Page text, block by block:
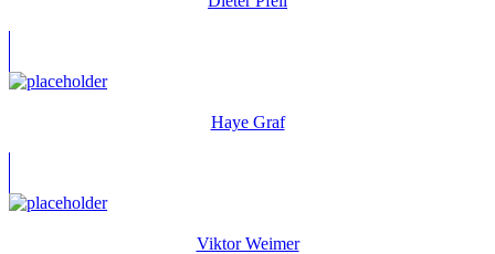
Haye Graf
Viktor Weimer